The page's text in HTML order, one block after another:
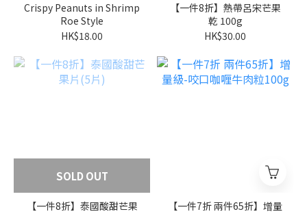
Crispy Peanuts in Shrimp
Roe Style
HK$18.00
【一件8折】熱帶呂宋芒果
乾 100g
HK$30.00
SOLD OUT
【一件8折】泰國酸甜芒果
【一件7折 兩件65折】增量